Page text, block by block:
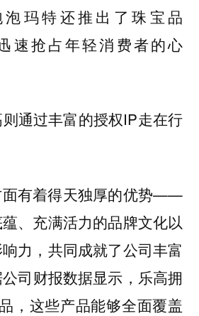
泡玛特还推出了珠宝品
速抢占年轻消费者的心
通过丰富的授权IP走在行
面有着得天独厚的优势——
、充满活力的品牌文化以
力，共同成就了公司丰富
司财报数据显示，乐高拥
，这些产品能够全面覆盖